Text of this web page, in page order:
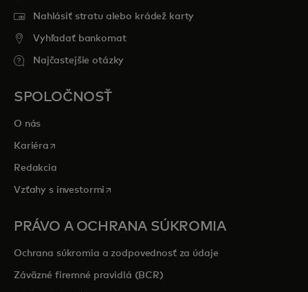
Nahlásiť stratu alebo krádež karty
Vyhľadať bankomat
Najčastejšie otázky
SPOLOČNOSŤ
O nás
Kariéra opens in a new tab
Redakcia
Vzťahy s investormi opens in a new tab
PRÁVO A OCHRANA SÚKROMIA
Ochrana súkromia a zodpovednosť za údaje
Záväzné firemné pravidlá (BCR)